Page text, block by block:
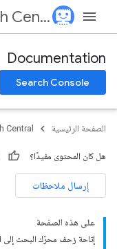
Documentation
Search Console
الصفحة الرئيسية Central
هل كان المحتوى مفيدًا؟
إرسال ملاحظات
على هذه الصفحة
إتاحة زحف محرّك البحث إلى